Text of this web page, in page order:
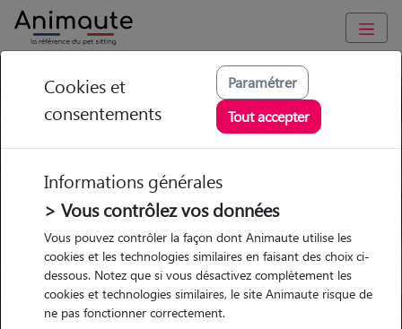
Trouvez votre gardien idéal !
Garde
chez le Pet Sitter
Garde
chez le Pet Sitter Visites
Visites
Cookies et
consentements
Paramétrer
Tout accepter
Informations générales
> Vous contrôlez vos données
Vous pouvez contrôler la façon dont Animaute utilise les
cookies et les technologies similaires en faisant des choix ci-
dessous. Notez que si vous désactivez complètement les
cookies et technologies similaires, le site Animaute risque de
ne pas fonctionner correctement.